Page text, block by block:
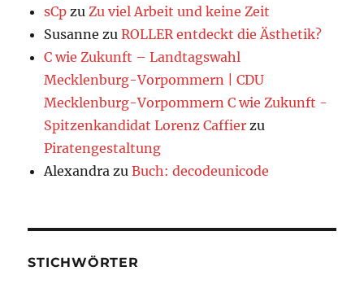
sCp zu Zu viel Arbeit und keine Zeit
Susanne zuROLLER entdeckt die Ästhetik?
C wie Zukunft – Landtagswahl
Mecklenburg-Vorpommern | CDU
Mecklenburg-Vorpommern C wie Zukunft -
Spitzenkandidat Lorenz Caffier zu
Piratengestaltung
Alexandra zuBuch: decodeunicode
STICHWÖRTER